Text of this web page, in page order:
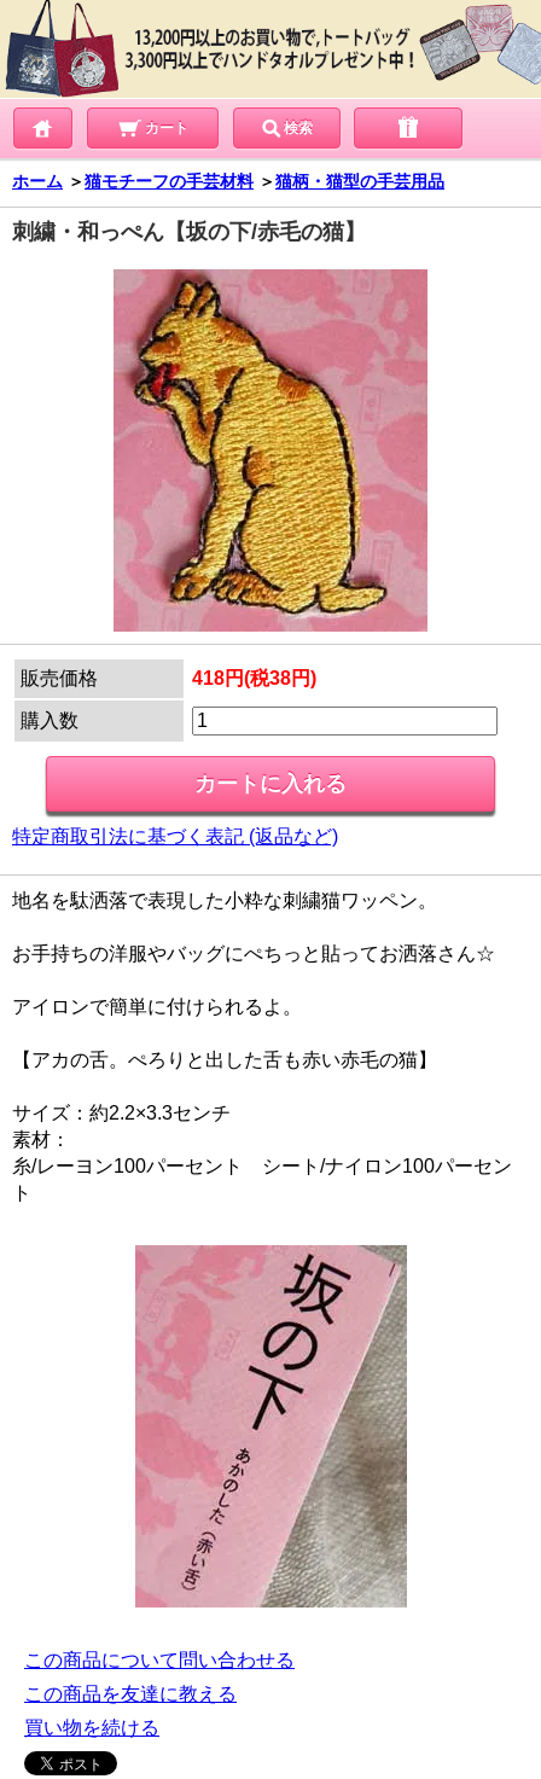
カート 検索
ホーム ＞猫モチーフの手芸材料 ＞猫柄・猫型の手芸用品
刺繍・和っぺん【坂の下/赤毛の猫】
販売価格 418円(税38円)
購入数
特定商取引法に基づく表記 (返品など)
地名を駄洒落で表現した小粋な刺繍猫ワッペン。
お手持ちの洋服やバッグにぺちっと貼ってお洒落さん☆
アイロンで簡単に付けられるよ。
【アカの舌。ぺろりと出した舌も赤い赤毛の猫】
サイズ：約2.2×3.3センチ
素材：
糸/レーヨン100パーセント シート/ナイロン100パーセン
ト
この商品について問い合わせる
この商品を友達に教える
買い物を続ける